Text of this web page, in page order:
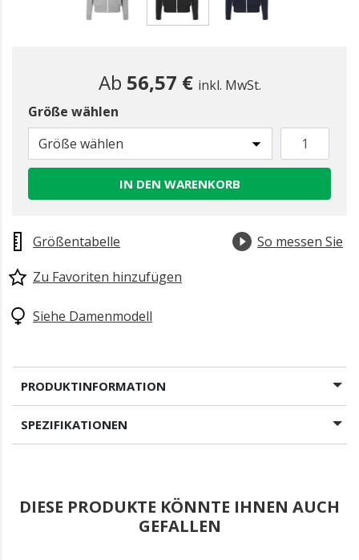
Ab 56,57 € inkl. MwSt.
Größe wählen
Größe wählen
IN DEN WARENKORB
Größentabelle
So messen Sie
Zu Favoriten hinzufügen
Siehe Damenmodell
PRODUKTINFORMATION
SPEZIFIKATIONEN
DIESE PRODUKTE KÖNNTE IHNEN AUCH
GEFALLEN